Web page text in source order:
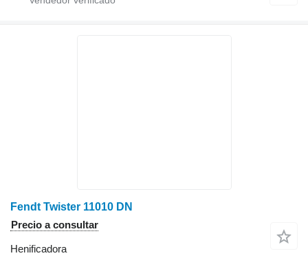
Fendt Twister 11010 DN
Precio a consultar
Henificadora